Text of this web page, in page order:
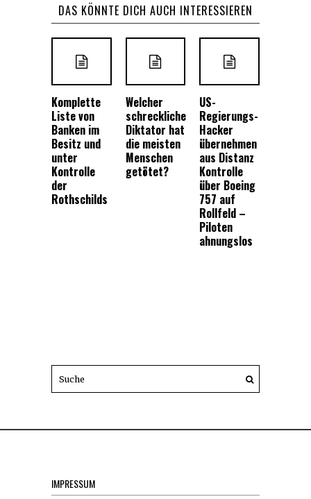
DAS KÖNNTE DICH AUCH INTERESSIEREN
Komplette
Liste von
Banken im
Besitz und
unter
Kontrolle
der
Rothschilds
Welcher
schreckliche
Diktator hat
die meisten
Menschen
getötet?
US-
Regierungs-
Hacker
übernehmen
aus Distanz
Kontrolle
über Boeing
757 auf
Rollfeld –
Piloten
ahnungslos
IMPRESSUM